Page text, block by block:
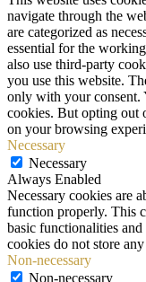
navigate through the
are categorized as
essential for the
also use third-party
you use this website.
only with your consent.
cookies. But opting out
on your browsing
Necessary
Necessary
Always Enabled
Necessary cookies are
function properly. This
basic functionalities
cookies do not store
Non-necessary
Non-necessary